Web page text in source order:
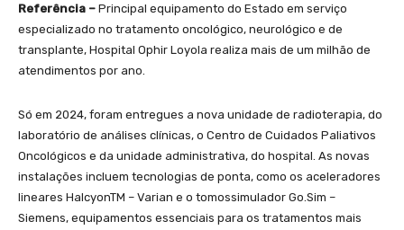
Referência – Principal equipamento do Estado em serviço
especializado no tratamento oncológico, neurológico e de
transplante, Hospital Ophir Loyola realiza mais de um milhão de
atendimentos por ano.
Só em 2024, foram entregues a nova unidade de radioterapia, do
laboratório de análises clínicas, o Centro de Cuidados Paliativos
Oncológicos e da unidade administrativa, do hospital. As novas
instalações incluem tecnologias de ponta, como os aceleradores
lineares HalcyonTM – Varian e o tomossimulador Go.Sim –
Siemens, equipamentos essenciais para os tratamentos mais